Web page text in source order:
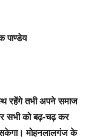
पाण्डेय
रहेंगे तभी अपने समाज
सभी को बढ़-चढ़ कर
सकेगा। मोहनलालगंज के